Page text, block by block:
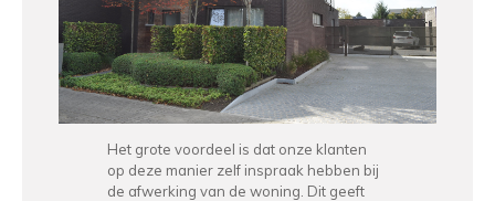
Vrij van keuze in afwerking
Het grote voordeel is dat onze klanten
op deze manier zelf inspraak hebben bij
de afwerking van de woning. Dit geeft